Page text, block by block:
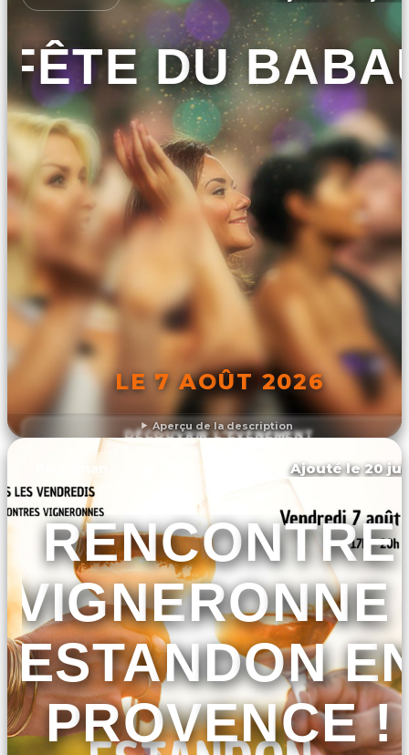
Aperçu de la description
FÊTE DU
LE 7 AOÛT 2026
DÉCOUVRIR L'ÉVÉNEMENT
Perpignan Ajouté le 20
RENCONTRE
VIGNERONNE
ESTANDON
PROVENCE !